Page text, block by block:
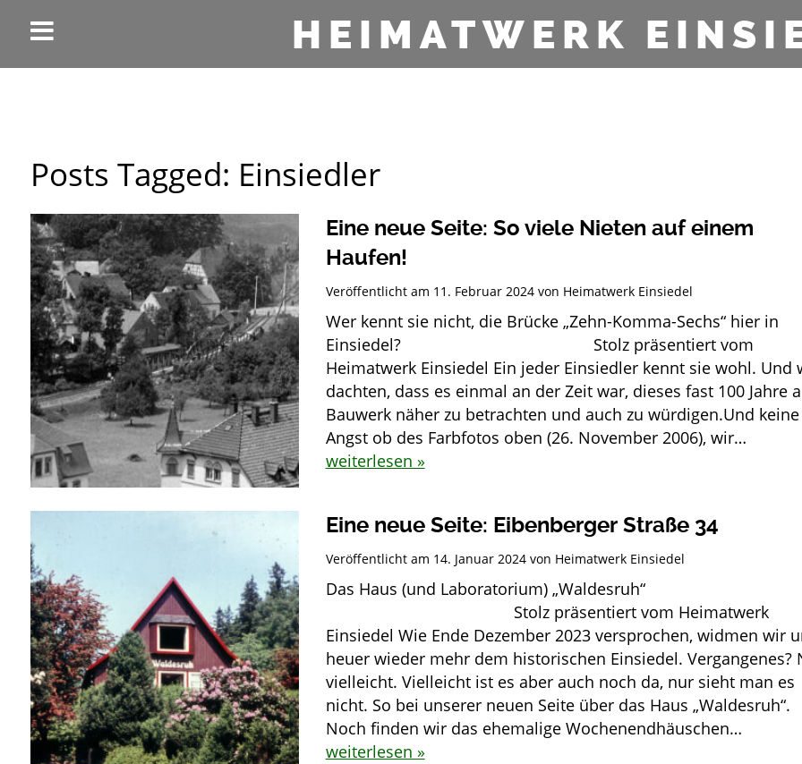
HEIMATWERK
Posts Tagged: Einsiedler
Eine neue Seite: So viele Nieten auf einem
Haufen!
Veröffentlicht am 11. Februar 2024von Heimatwerk Einsiedel
Wer kennt sie nicht, die Brücke „Zehn-Komma-Sechs“ hier in
Einsiedel? Stolz präsentiert vom
Heimatwerk Einsiedel Ein jeder Einsiedler kennt sie wohl. Und
dachten, dass es einmal an der Zeit war, dieses fast 100 Jahre
Bauwerk näher zu betrachten und auch zu würdigen.Und keine
Angst ob des Farbfotos oben (26. November 2006), wir…
weiterlesen »
Eine neue Seite: Eibenberger Straße 34
Veröffentlicht am 14. Januar 2024von Heimatwerk Einsiedel
Das Haus (und Laboratorium) „Waldesruh“
Stolz präsentiert vom Heimatwerk
Einsiedel Wie Ende Dezember 2023 versprochen, widmen wir
heuer wieder mehr dem historischen Einsiedel. Vergangenes?
vielleicht. Vielleicht ist es aber auch noch da, nur sieht man es
nicht. So bei unserer neuen Seite über das Haus „Waldesruh“.
Noch finden wir das ehemalige Wochenendhäuschen…
weiterlesen »